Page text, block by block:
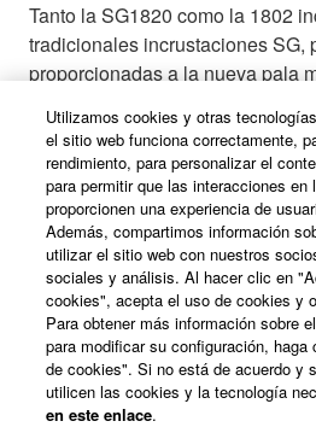
Tanto la SG1820 como la 1802
tradicionales incrustaciones SG,
proporcionadas a la nueva pala
El exclusivo diseño del contorno
actualiza a la perfección el estilo
confiere una estética moderna y
Utilizamos cookies y otras
el sitio web funciona correctamente,
rendimiento, para personalizar el
para permitir que las interacciones
proporcionen una experiencia de
Además, compartimos información
utilizar el sitio web con nuestros
sociales y análisis. Al hacer clic en
cookies", acepta el uso de cookies y
Para obtener más información sobre
para modificar su configuración, haga
de cookies". Si no está de acuerdo y
utilicen las cookies y la tecnología
en este enlace.